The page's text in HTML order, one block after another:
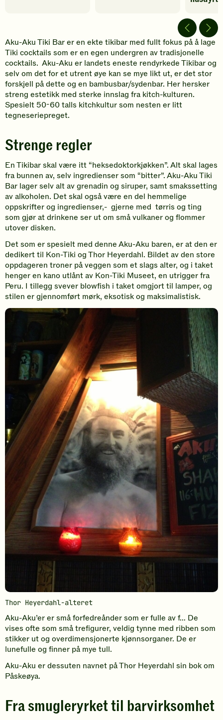
av
video
Aku-Aku Tiki Bar er en ekte tikibar med fullt fokus på å lage
Tiki cocktails som er en egen undergren av tradisjonelle
cocktails. Aku-Aku er landets eneste rendyrkede Tikibar og
selv om det for et utrent øye kan se mye likt ut, er det stor
forskjell på dette og en bambusbar/sydenbar. Her hersker
streng estetikk med sterke innslag fra kitch-kulturen.
Spesielt 50-60 talls kitchkultur som nesten er litt
tegneseriepreget.
Strenge regler
En Tikibar skal være itt “heksedoktorkjøkken”. Alt skal lages
fra bunnen av, selv ingredienser som “bitter”. Aku-Aku Tiki
Bar lager selv alt av grenadin og siruper, samt smakssetting
av alkoholen. Det skal også være en del hemmelige
oppskrifter og ingredienser,- gjerne med tørris og ting
som gjør at drinkene ser ut om små vulkaner og flommer
utover disken.
Det som er spesielt med denne Aku-Aku baren, er at den er
dedikert til Kon-Tiki og Thor Heyerdahl. Bildet av den store
oppdageren troner på veggen som et slags alter, og i taket
henger en kano utlånt av Kon-Tiki Museet, en utrigger fra
Peru. I tillegg svever blowfish i taket omgjort til lamper, og
stilen er gjennomført mørk, eksotisk og maksimalistisk.
Thor Heyerdahl-alteret
Aku-Aku’er er små forfedreånder som er fulle av f… De
vises ofte som små trefigurer, veldig tynne med ribben som
stikker ut og overdimensjonerte kjønnsorganer. De er
lunefulle og finner på mye tull.
Aku-Aku er dessuten navnet på Thor Heyerdahl sin bok om
Påskeøya.
Fra smugleryrket til barvirksomhet